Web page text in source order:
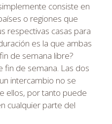
consiste en
o regiones que
respectivas casas para
es la que ambas
de semana libre?
fin de semana. Las dos
intercambio no se
ellos, por tanto puede
cualquier parte del